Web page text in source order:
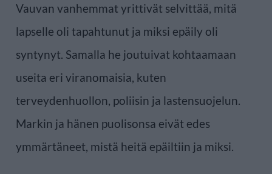
Vauvan vanhemmat yrittivät selvittää, mitä
lapselle oli tapahtunut ja miksi epäily oli
syntynyt. Samalla he joutuivat kohtaamaan
useita eri viranomaisia, kuten
terveydenhuollon, poliisin ja lastensuojelun.
Markin ja hänen puolisonsa eivät edes
ymmärtäneet, mistä heitä epäiltiin ja miksi.